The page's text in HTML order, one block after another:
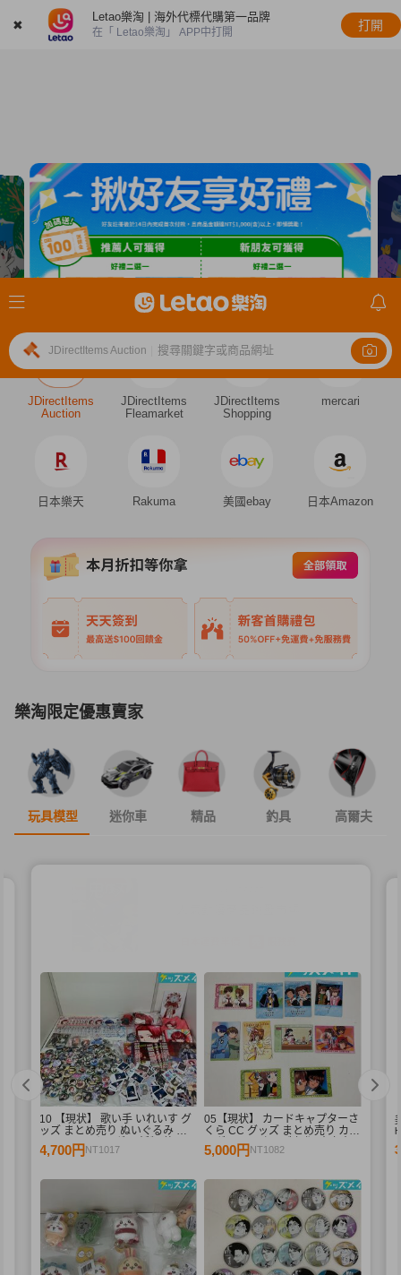
✖
Letao樂淘 | 海外代標代購第一品牌
在「 Letao樂淘」 APP中打開
打開
JDirectItems Auction 搜尋關鍵字或商品網址
JDirectItems
Auction
JDirectItems
Fleamarket
JDirectItems
Shopping
mercari
日本樂天 Rakuma 美國ebay 日本Amazon
樂淘限定優惠賣家
玩具模型 迷你車 精品 釣具 高爾夫
10 【現状】 歌い手 いれいす グ
ッズ まとめ売り ぬいぐるみ バ
ッジ・キーホルダー 紙類 他
4,700円 NT1017
05【現状】 カードキャプターさ
くら CC グッズ まとめ売り カー
ドダス マスターズ 初版 木之本
桜 少狼 他
5,000円 NT1082